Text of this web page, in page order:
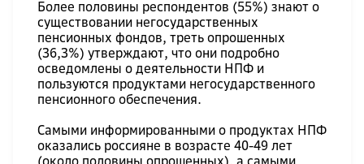
Более половины респондентов (55%) знают о
существовании негосударственных
пенсионных фондов, треть опрошенных
(36,3%) утверждают, что они подробно
осведомлены о деятельности НПФ и
пользуются продуктами негосударственного
пенсионного обеспечения.
Самыми информированными о продуктах НПФ
оказались россияне в возрасте 40-49 лет